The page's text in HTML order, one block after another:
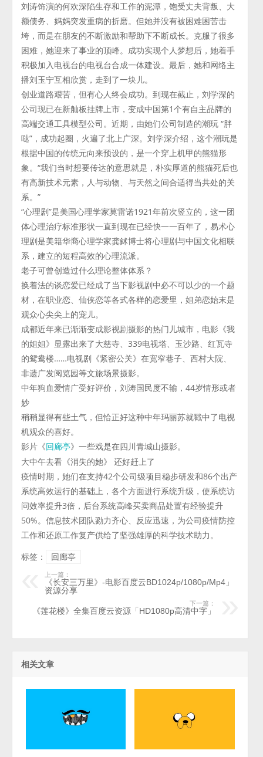
刘涛饰演的何欢深陷生存和工作的泥潭，饱受丈夫背叛、大
额债务、妈妈突发重病的折磨。但她并没有被困难困苦击
垮，而是在朋友的不断激励和帮助下不断成长。克服了很多
困难，她迎来了事业的顶峰。成功实现个人梦想后，她着手
积极加入电视台的电视台合成一体建设。最后，她和网络主
播刘玉宁互相欣赏，走到了一块儿。
创业道路艰苦，但有心人终会成功。到现在截止，刘学深的
公司现已在新舢板挂牌上市，变成中国第1个有自主品牌的
高端交通工具模型公司。近期，由她们公司制造的潮玩 “胖
哒”，成功起圈，火遍了北上广深。刘学深介绍，这个潮玩是
根据中国的传统元向来预设的，是一个穿上机甲的熊猫形
象。“我们当时想要传达的意思就是，朴实厚道的熊猫死后也
有高新技术元素，人与动物、与天然之间合适得当共处的关
系。”
“心理剧”是美国心理学家莫雷诺1921年前次竖立的，这一团
体心理治疗标准形状一直到现在已经快一一百年了，易术心
理剧是美籍华裔心理学家龚鉥博士将心理剧与中国文化相联
系，建立的短程高效的心理流派。
老子可曾创造过什么理论整体体系？
换着法的谈恋爱已经成了当下影视剧中必不可以少的一个题
材，在职业恋、仙侠恋等各式各样的恋爱里，姐弟恋始末是
观众心尖尖上的宠儿。
成都近年来已渐渐变成影视剧摄影的热门儿城市，电影《我
的姐姐》显露出来了大慈寺、339电视塔、玉沙路、红瓦寺
的鸳鸯楼……电视剧《紧密公关》在宽窄巷子、西村大院、
非遗广发阅览园等文旅场景摄影。
中年狗血爱情广受好评价，刘涛国民度不输，44岁情形或者
妙
稍稍显得有些土气，但恰正好这种中年玛丽苏就戳中了电视
机观众的喜好。
影片《回廊亭》一些戏是在四川青城山摄影。
大中午去看《消失的她》 还好赶上了
疫情时期，她们在支持42个公司级项目稳步研发和86个出产
系统高效运行的基础上，各个方面进行系统升级，使系统访
问效率提升3倍，后台系统高峰买卖商品处置有经验提升
50%。信息技术团队勠力齐心、反应迅速，为公司疫情防控
工作和还原工作复产供给了坚强雄厚的科学技术助力。
标签：
回廊亭
上一篇：
《长安三万里》-电影百度云BD1024p/1080p/Mp4」
资源分享
下一篇：
《莲花楼》全集百度云资源「HD1080p高清中字」
相关文章